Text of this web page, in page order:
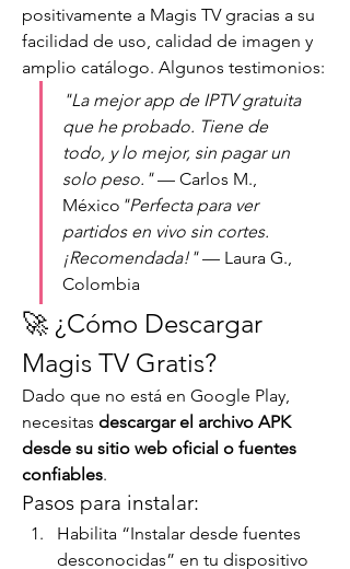
positivamente a Magis TV gracias a su
facilidad de uso, calidad de imagen y
amplio catálogo. Algunos testimonios:
"La mejor app de IPTV gratuita
que he probado. Tiene de
todo, y lo mejor, sin pagar un
solo peso." — Carlos M.,
México "Perfecta para ver
partidos en vivo sin cortes.
¡Recomendada!" — Laura G.,
Colombia
🚀 ¿Cómo Descargar
Magis TV Gratis?
Dado que no está en Google Play,
necesitas descargar el archivo APK
desde su sitio web oficial o fuentes
confiables.
Pasos para instalar:
Habilita “Instalar desde fuentes
desconocidas” en tu dispositivo